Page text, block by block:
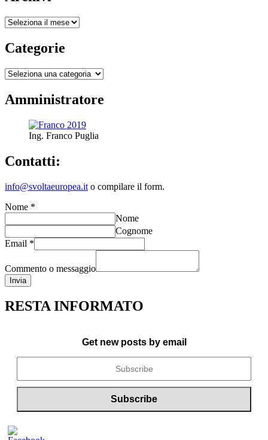
DELLE
2023
A
Archivi
Categorie
Categorie
Amministratore
Ing. Franco Puglia
Contatti:
info@svoltaeuropea.it o compilare il form.
Nome *
Nome
Cognome
Email *
Commento o messaggio
Invia
RESTA INFORMATO
Get new posts by email